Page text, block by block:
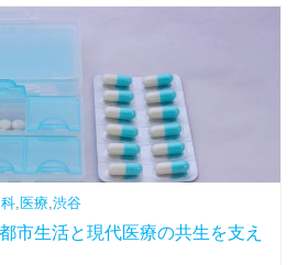
,医療,渋谷
市生活と現代医療の共生を支え